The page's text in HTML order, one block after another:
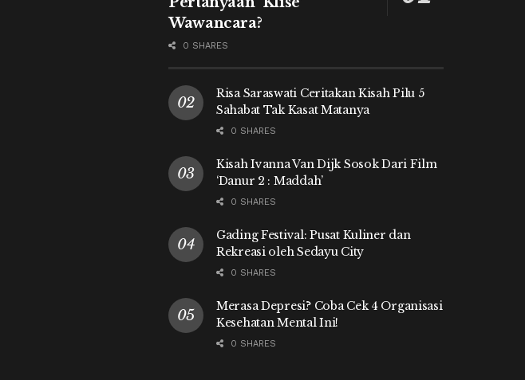
Wawancara?
0 SHARES
Risa Saraswati Ceritakan Kisah Pilu 5
Sahabat Tak Kasat Matanya
0 SHARES
Kisah Ivanna Van Dijk Sosok Dari Film
‘Danur 2 : Maddah’
0 SHARES
Gading Festival: Pusat Kuliner dan
Rekreasi oleh Sedayu City
0 SHARES
Merasa Depresi? Coba Cek 4 Organisasi
Kesehatan Mental Ini!
0 SHARES